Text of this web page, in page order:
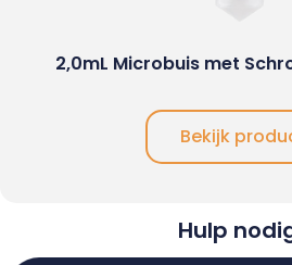
2,0mL Microbuis met
Bekijk
Hulp